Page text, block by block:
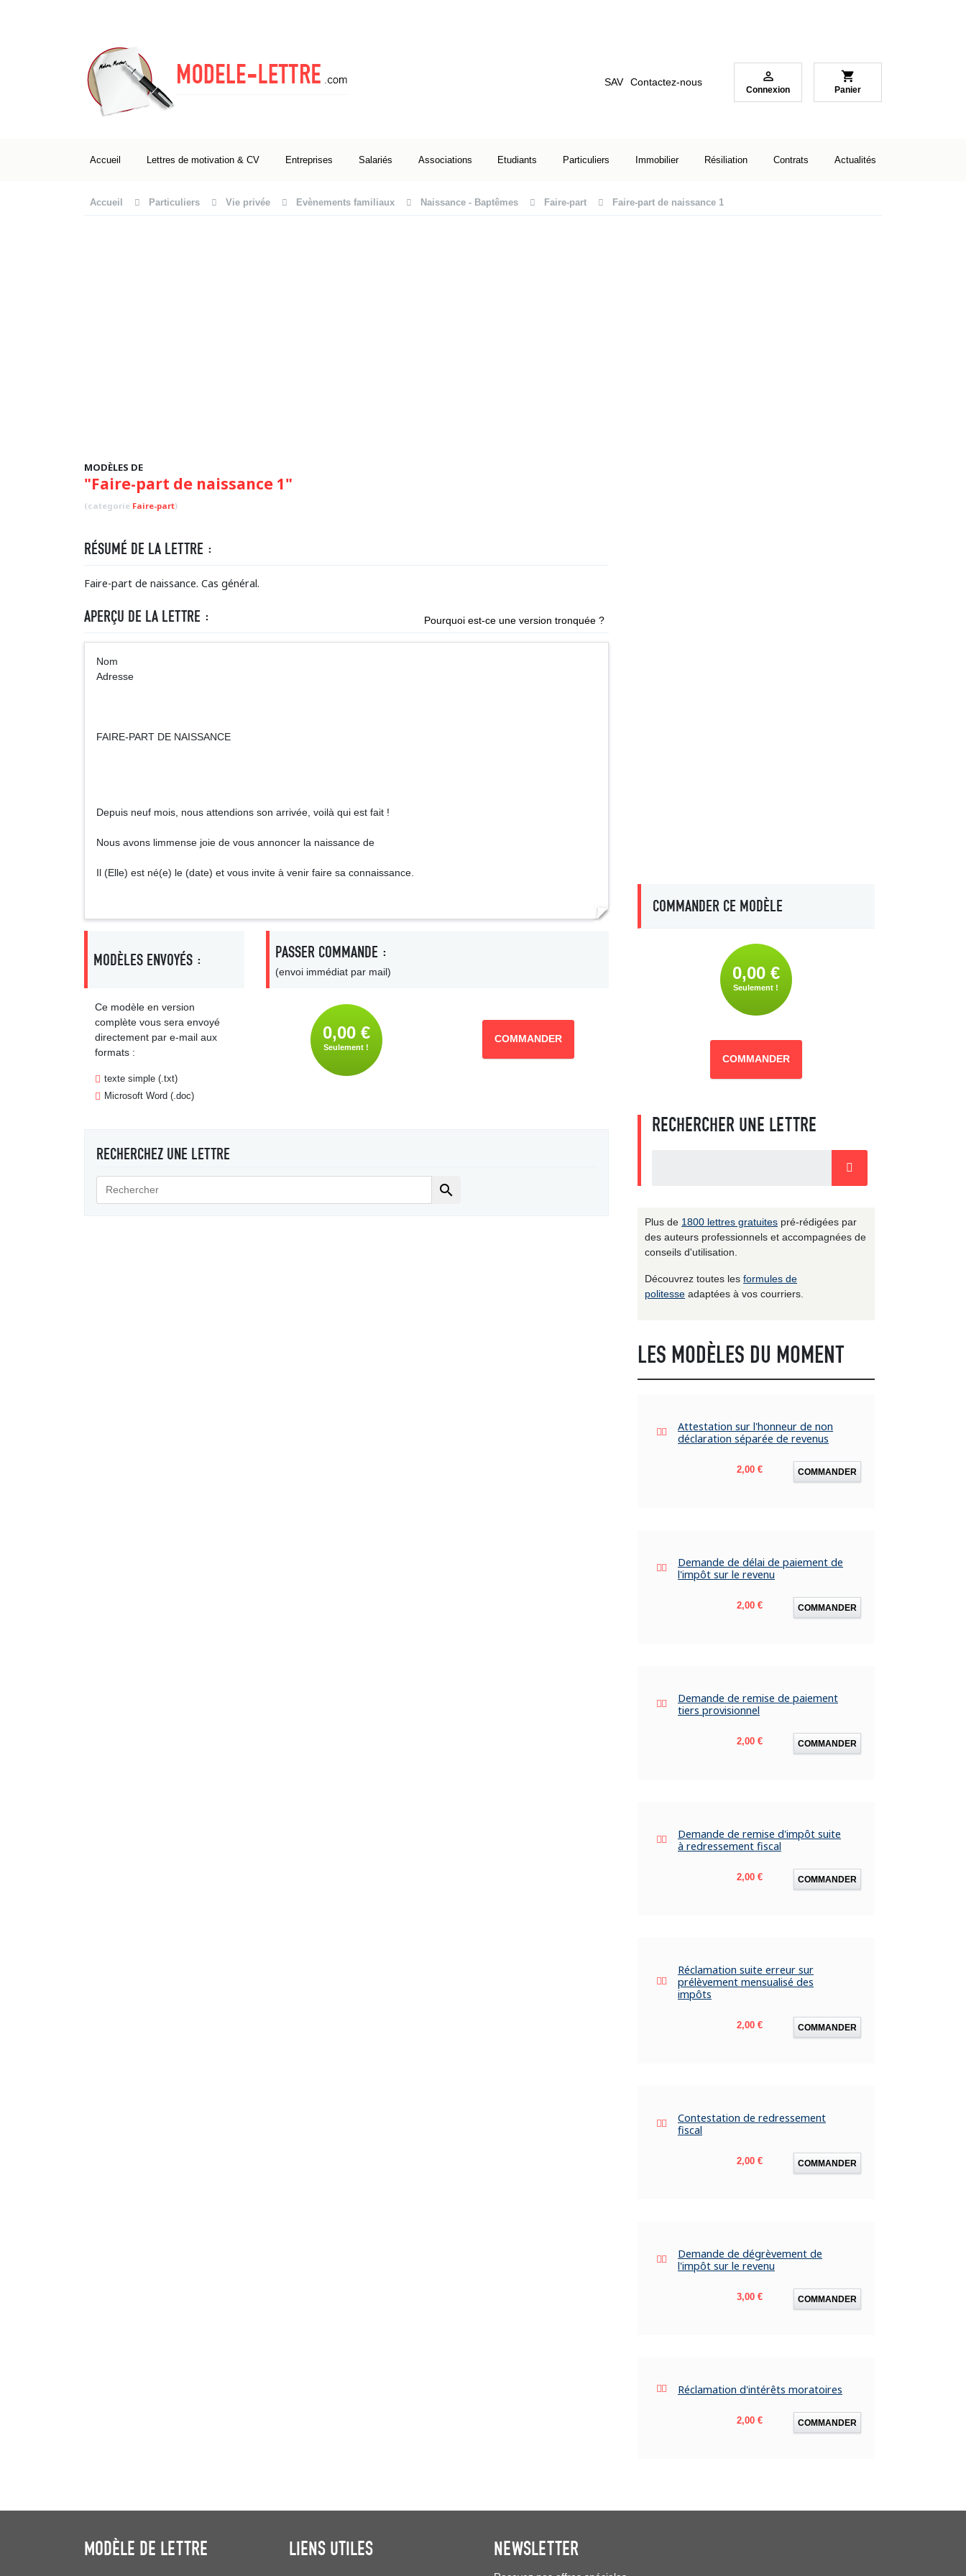
SAV Contactez-nous 
Connexion
shopping_cart
Panier
Accueil Lettres de motivation & CV Entreprises Salariés Associations Etudiants Particuliers Immobilier Résiliation Contrats Actualités
Accueil Particuliers Vie privée Evènements familiaux Naissance - Baptêmes Faire-part Faire-part de naissance 1
MODÈLES DE
"Faire-part de naissance 1"
(categorie Faire-part)
RÉSUMÉ DE LA LETTRE :
Faire-part de naissance. Cas général.
APERÇU DE LA LETTRE : Pourquoi est-ce une version tronquée ?
Nom
Adresse
FAIRE-PART DE NAISSANCE
Depuis neuf mois, nous attendions son arrivée, voilà qui est fait !
Nous avons limmense joie de vous annoncer la naissance de
Il (Elle) est né(e) le (date) et vous invite à venir faire sa connaissance.
MODÈLES ENVOYÉS :
Ce modèle en version
complète vous sera envoyé
directement par e-mail aux
formats :
texte simple (.txt)
Microsoft Word (.doc)
PASSER COMMANDE :
(envoi immédiat par mail)
0,00 €
Seulement !
COMMANDER
RECHERCHEZ UNE LETTRE

COMMANDER CE MODÈLE
0,00 €
Seulement !
COMMANDER
RECHERCHER UNE LETTRE
Plus de 1800 lettres gratuites pré-rédigées par
des auteurs professionnels et accompagnées de
conseils d'utilisation.
Découvrez toutes les formules de
politesse adaptées à vos courriers.
LES MODÈLES DU MOMENT
Attestation sur l'honneur de non
déclaration séparée de revenus
Prix
2,00 € COMMANDER
Demande de délai de paiement de
l'impôt sur le revenu
Prix
2,00 € COMMANDER
Demande de remise de paiement
tiers provisionnel
Prix
2,00 € COMMANDER
Demande de remise d'impôt suite
à redressement fiscal
Prix
2,00 € COMMANDER
Réclamation suite erreur sur
prélèvement mensualisé des
impôts
Prix
2,00 € COMMANDER
Contestation de redressement
fiscal
Prix
2,00 € COMMANDER
Demande de dégrèvement de
l'impôt sur le revenu
Prix
3,00 € COMMANDER
Réclamation d'intérêts moratoires
Prix
2,00 € COMMANDER
MODÈLE DE LETTRE LIENS UTILES NEWSLETTER